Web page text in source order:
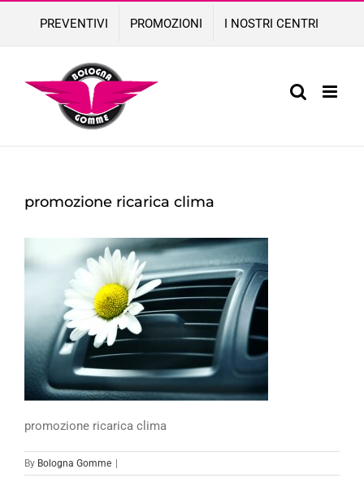
content
PREVENTIVI PROMOZIONI I NOSTRI CENTRI
promozione ricarica clima
promozione ricarica clima
By Bologna Gomme